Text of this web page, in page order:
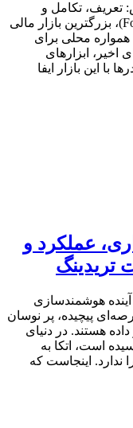
تکامل و
اهمیت در تریدینگ مدرن بازار فارکس (Forex)، بزرگترین بازار مالی
همواره محلی برای
ابزارهای
با این بازار ایفا
عملکرد و
تریدینگ
هوشمندسازی
پیچیده، پر نوسان
هستند. در دنیای
است، اتکا به
ندارد. اینجاست که